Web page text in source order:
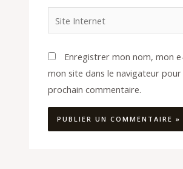
Internet
Enregistrer mon nom, mon
mon site dans le navigateur
prochain commentaire.